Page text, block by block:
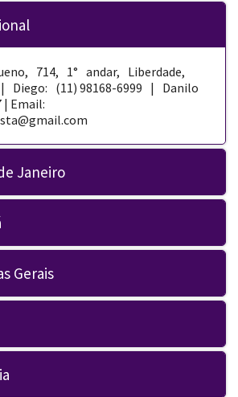
714, 1° andar, Liberdade,
| Diego: (11) 98168-­6999 | Danilo
| Email:
Janeiro
Gerais